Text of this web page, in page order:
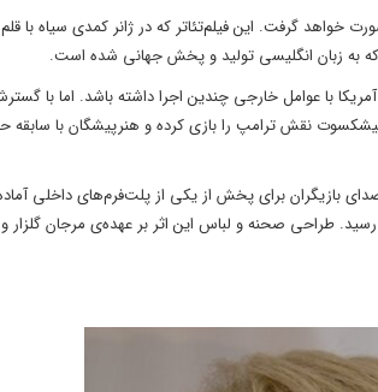
خواهد گرفت. این فیلم‌تئاتر که در ژانر کمدی سیاه
که به زبان انگلیسی تولید و پخش جهانی شده است.
با عوامل خارجی چندین اجرا داشته باشد. اما با
نقش ترامپ را بازی کرده و هنرپیشگان با سابقه‌
بازیگران برای پخش از یکی از پلت‌فرم‌های داخلی
طراحی صحنه و لباس این اثر بر عهده‌ی مرجان گلزار